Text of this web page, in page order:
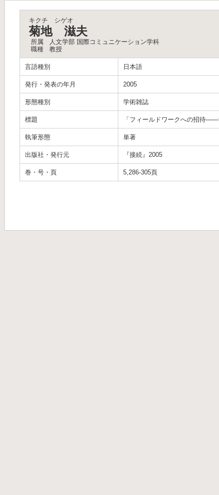
キクチ シゲオ
菊地 滋夫
所属
人文学部 国際コミュニケーション学科
職種
教授
言語種別 日本語
発行・発表の年月 2005
形態種別 学術雑誌
標題 「フィールドワークへの招待
執筆形態 単著
出版社・発行元 『接続』2005
巻・号・頁 5,286-305頁